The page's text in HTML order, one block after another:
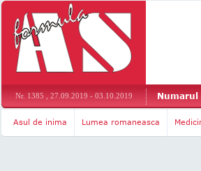
Nr. 1385 , 27.09.2019 - 03.10.2019 Numarul
Asul de inima Lumea romaneasca